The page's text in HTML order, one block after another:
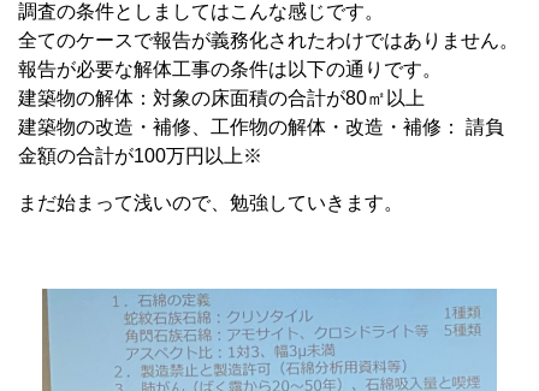
調査の条件としましてはこんな感じです。
全てのケースで報告が義務化されたわけではありません。
報告が必要な解体工事の条件は以下の通りです。
建築物の解体：対象の床面積の合計が80㎡以上
建築物の改造・補修、工作物の解体・改造・補修： 請負
金額の合計が100万円以上※
まだ始まって浅いので、勉強していきます。